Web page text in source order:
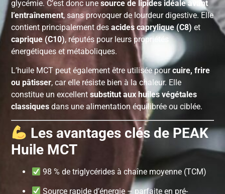
glycémie. C’est donc unesource de lipides idéale avant
l’entraînement, sans provoquer de lourdeur digestive. Elle
contient principalement desacides caprylique (C8) et
caprique (C10), réputés pour leurs propriétés
énergétiques et métaboliques.
L’huile MCT peut également être utilisée pourcuire, frire
ou pâtisser, car elle résiste bien à la chaleur. Elle
constitue un excellentsubstitut aux huiles végétales
classiques dans une alimentation équilibrée ou ciblée.
Les avantages clés de PEAK
Huile MCT
98 % de triglycérides à chaîne moyenne (TCM)
Source rapide d’énergie – parfaite en pré-